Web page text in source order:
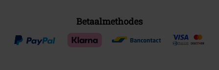
Betaalmethodes